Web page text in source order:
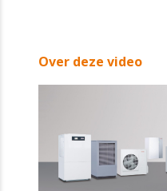
Over deze video